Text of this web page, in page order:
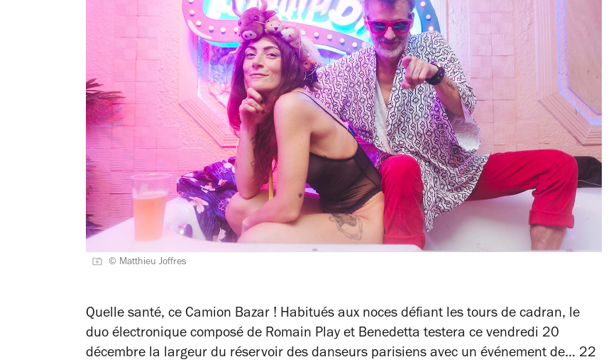
© Matthieu Joffres
Quelle santé, ce Camion Bazar ! Habitués aux noces défiant les tours de cadran, le
duo électronique composé de Romain Play et Benedetta testera ce vendredi 20
décembre la largeur du réservoir des danseurs parisiens avec un événement de… 22